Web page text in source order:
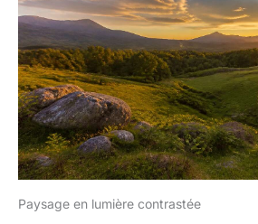
Paysage en lumière contrastée